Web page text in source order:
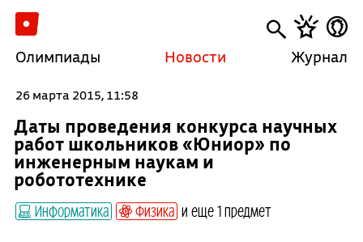
Олимпиады Новости Журнал
26 марта 2015, 11:58
Даты проведения конкурса научных
работ школьников «Юниор» по
инженерным наукам и
робототехнике
Информатика Физика и еще 1 предмет